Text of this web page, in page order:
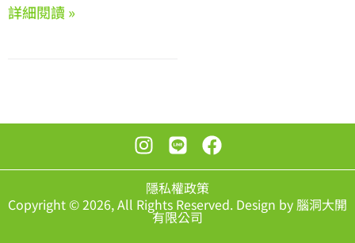
詳細閱讀 »
隱私權政策
Copyright © 2026, All Rights Reserved. Design by 腦洞大開
有限公司